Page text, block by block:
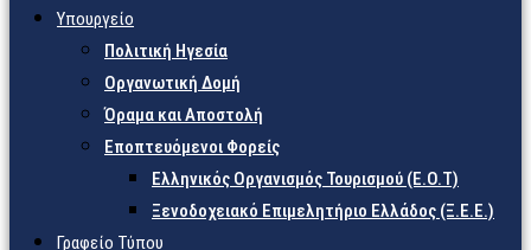
Υπουργείο
Πολιτική Ηγεσία
Οργανωτική Δομή
Όραμα και Αποστολή
Εποπτευόμενοι Φορείς
Eλληνικός Οργανισμός Τουρισμού (Ε.Ο.Τ)
Ξενοδοχειακό Επιμελητήριο Ελλάδος (Ξ.Ε.Ε.)
Γραφείο Τύπου